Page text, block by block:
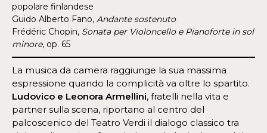
popolare finlandese
Guido Alberto Fano, Andante sostenuto
Frédéric Chopin, Sonata per Violoncello e Pianoforte in sol
minore, op. 65
La musica da camera raggiunge la sua massima
espressione quando la complicità va oltre lo spartito.
Ludovico e Leonora Armellini, fratelli nella vita e
partner sulla scena, riportano al centro del
palcoscenico del Teatro Verdi il dialogo classico tra